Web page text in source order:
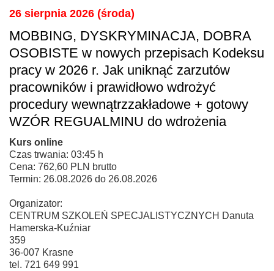
26 sierpnia 2026 (środa)
MOBBING, DYSKRYMINACJA, DOBRA
OSOBISTE w nowych przepisach Kodeksu
pracy w 2026 r. Jak uniknąć zarzutów
pracowników i prawidłowo wdrożyć
procedury wewnątrzzakładowe + gotowy
WZÓR REGUALMINU do wdrożenia
Kurs online
Czas trwania: 03:45 h
Cena: 762,60 PLN brutto
Termin: 26.08.2026 do 26.08.2026
Organizator:
CENTRUM SZKOLEŃ SPECJALISTYCZNYCH Danuta
Hamerska-Kuźniar
359
36-007 Krasne
tel. 721 649 991